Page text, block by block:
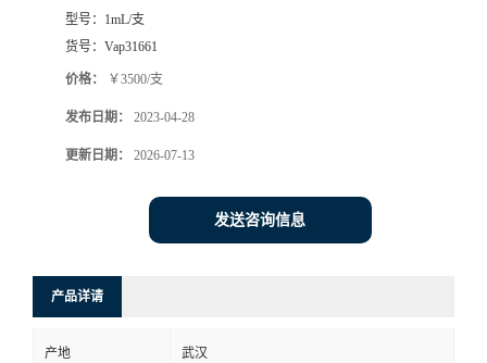
型号： 1mL/支
货号： Vap31661
价格： ￥3500/支
发布日期： 2023-04-28
更新日期： 2026-07-13
发送咨询信息
产品详请
产地 武汉